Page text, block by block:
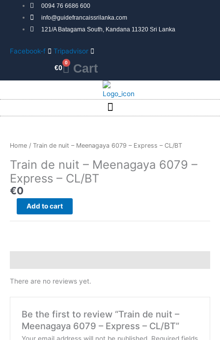
0094 76 6686 600
info@guidefrancaissrilanka.com
121/A Batagama South, Kandana 11320 Sri Lanka
Facebook-f Tripadvisor
€0
0 Cart
Home / Train de nuit – Meenagaya 6079 – Express – CL/BT
Train de nuit – Meenagaya 6079 –
Express – CL/BT
€0
nuit
Meenagaya
6079
–
Express
Add to cart
There are no reviews yet.
Be the first to review “Train de nuit –
Meenagaya 6079 – Express – CL/BT”